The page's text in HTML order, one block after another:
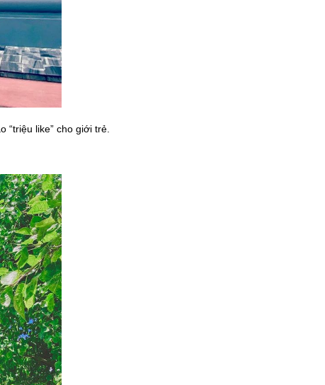
like” cho giới trẻ.